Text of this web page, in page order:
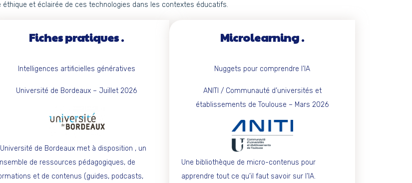
et éclairée de ces technologies dans les contextes éducatifs.
Fiches pratiques
Intelligences artificielles génératives
Université de Bordeaux – Juillet 2026
de Bordeaux met à disposition , un
de ressources pédagogiques, de
et de contenus (guides, podcasts,
Microlearning
Nuggets pour comprendre l’IA
ANITI / Communauté d’universités et
établissements de Toulouse – Mars 2026
Une bibliothèque de micro-contenus pour
apprendre tout ce qu’il faut savoir sur l’IA.